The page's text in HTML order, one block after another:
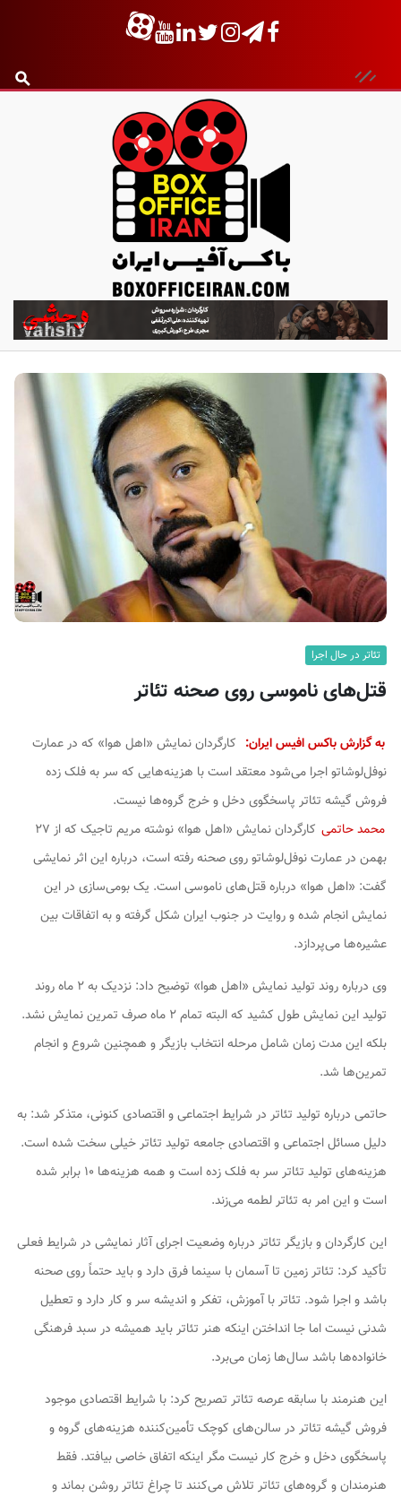
ب
ا
ک
س
ن
تئاتر در حال اجرا
قتل‌های ناموسی روی صحنه تئاتر
به گزارش باکس افیس ایران: کارگردان نمایش «اهل هوا» که در عمارت
نوفل‌لوشاتو اجرا می‌شود معتقد است با هزینه‌هایی که سر به فلک زده
فروش گیشه تئاتر پاسخگوی دخل و خرج گروه‌ها نیست.
محمد حاتمی
کارگردان نمایش «اهل هوا» نوشته مریم تاجیک که از ۲۷
بهمن در عمارت نوفل‌لوشاتو روی صحنه رفته است، درباره این اثر نمایشی
گفت: «اهل هوا» درباره قتل‌های ناموسی است. یک بومی‌سازی در این
نمایش انجام شده و روایت در جنوب ایران شکل گرفته و به اتفاقات بین
عشیره‌ها می‌پردازد.
وی درباره روند تولید نمایش «اهل هوا» توضیح داد: نزدیک به ۲ ماه روند
تولید این نمایش طول کشید که البته تمام ۲ ماه صرف تمرین نمایش نشد.
بلکه این مدت زمان شامل مرحله انتخاب بازیگر و همچنین شروع و انجام
تمرین‌ها شد.
حاتمی درباره تولید تئاتر در شرایط اجتماعی و اقتصادی کنونی، متذکر شد: به
دلیل مسائل اجتماعی و اقتصادی جامعه تولید تئاتر خیلی سخت شده است.
هزینه‌های تولید تئاتر سر به فلک زده است و همه هزینه‌ها ۱۰ برابر شده
است و این امر به تئاتر لطمه می‌زند.
این کارگردان و بازیگر تئاتر درباره وضعیت اجرای آثار نمایشی در شرایط فعلی
تأکید کرد: تئاتر زمین تا آسمان با سینما فرق دارد و باید حتماً روی صحنه
باشد و اجرا شود. تئاتر با آموزش، تفکر و اندیشه سر و کار دارد و تعطیل
شدنی نیست اما جا انداختن اینکه هنر تئاتر باید همیشه در سبد فرهنگی
خانواده‌ها باشد سال‌ها زمان می‌برد.
این هنرمند با سابقه عرصه تئاتر تصریح کرد: با شرایط اقتصادی موجود
فروش گیشه تئاتر در سالن‌های کوچک تأمین‌کننده هزینه‌های گروه و
پاسخگوی دخل و خرج کار نیست مگر اینکه اتفاق خاصی بیافتد. فقط
هنرمندان و گروه‌های تئاتر تلاش می‌کنند تا چراغ تئاتر روشن بماند و